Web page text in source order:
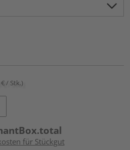
/ Stk.)
für Stückgut